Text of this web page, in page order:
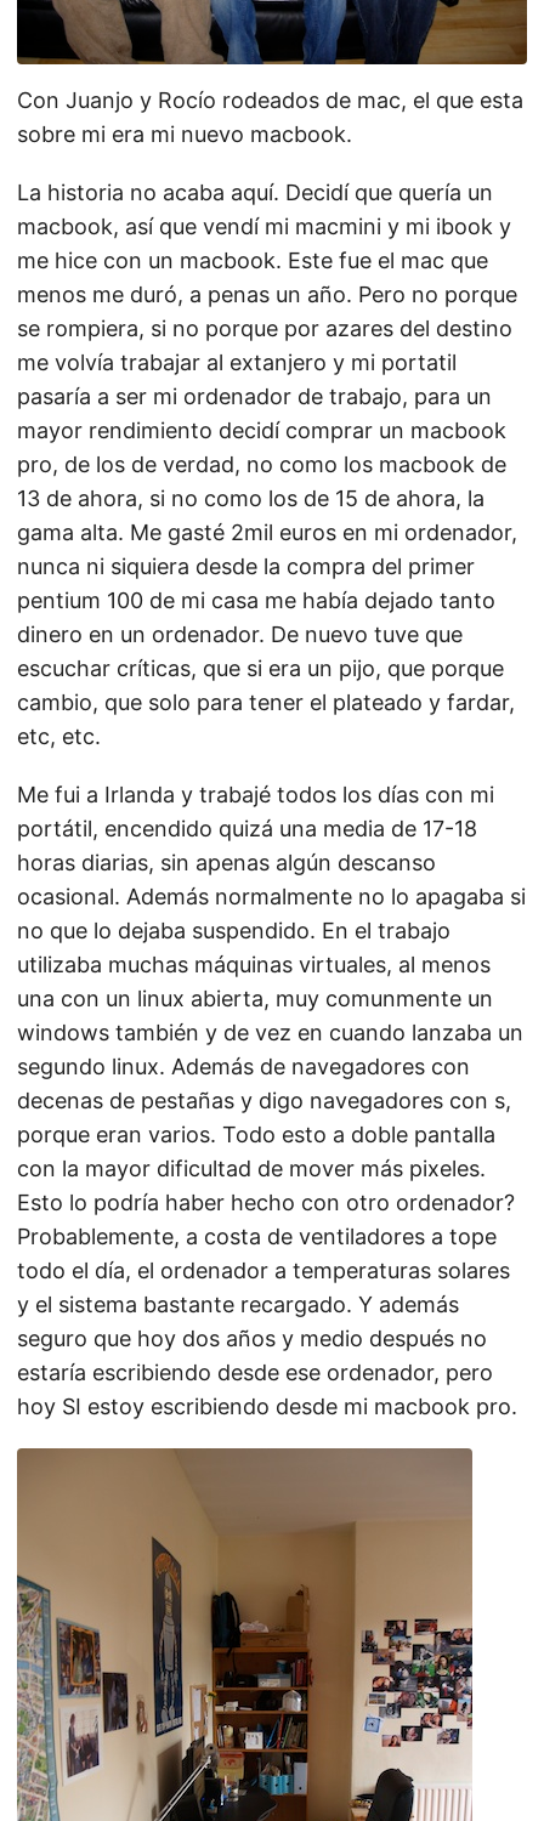
Con Juanjo y Rocío rodeados de mac, el que esta
sobre mi era mi nuevo macbook.
La historia no acaba aquí. Decidí que quería un
macbook, así que vendí mi macmini y mi ibook y
me hice con un macbook. Este fue el mac que
menos me duró, a penas un año. Pero no porque
se rompiera, si no porque por azares del destino
me volvía trabajar al extanjero y mi portatil
pasaría a ser mi ordenador de trabajo, para un
mayor rendimiento decidí comprar un macbook
pro, de los de verdad, no como los macbook de
13 de ahora, si no como los de 15 de ahora, la
gama alta. Me gasté 2mil euros en mi ordenador,
nunca ni siquiera desde la compra del primer
pentium 100 de mi casa me había dejado tanto
dinero en un ordenador. De nuevo tuve que
escuchar críticas, que si era un pijo, que porque
cambio, que solo para tener el plateado y fardar,
etc, etc.
Me fui a Irlanda y trabajé todos los días con mi
portátil, encendido quizá una media de 17-18
horas diarias, sin apenas algún descanso
ocasional. Además normalmente no lo apagaba si
no que lo dejaba suspendido. En el trabajo
utilizaba muchas máquinas virtuales, al menos
una con un linux abierta, muy comunmente un
windows también y de vez en cuando lanzaba un
segundo linux. Además de navegadores con
decenas de pestañas y digo navegadores con s,
porque eran varios. Todo esto a doble pantalla
con la mayor dificultad de mover más pixeles.
Esto lo podría haber hecho con otro ordenador?
Probablemente, a costa de ventiladores a tope
todo el día, el ordenador a temperaturas solares
y el sistema bastante recargado. Y además
seguro que hoy dos años y medio después no
estaría escribiendo desde ese ordenador, pero
hoy SI estoy escribiendo desde mi macbook pro.